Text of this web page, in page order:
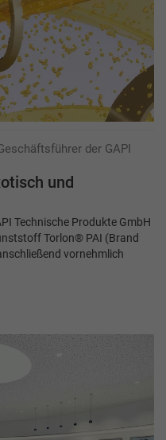
der GAPI
und
Technische Produkte GmbH
Torlon® PAI (Brand
vornehmlich